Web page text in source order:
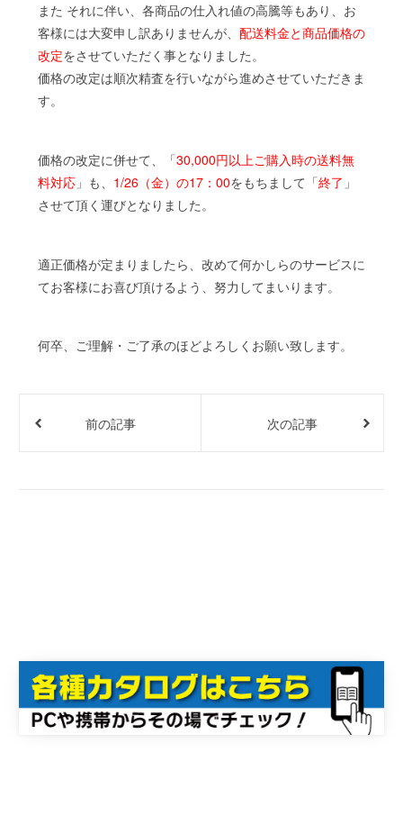
また それに伴い、各商品の仕入れ値の高騰等もあり、お
客様には大変申し訳ありませんが、 配送料金と商品価格の
改定をさせていただく事となりました。
価格の改定は順次精査を行いながら進めさせていただきま
す。
価格の改定に併せて、「30,000円以上ご購入時の送料無
料対応 」も、 1/26（金）の17：00をもちまして「終了 」
させて頂く運びとなりました。
適正価格が定まりましたら、改めて何かしらのサービスに
てお客様にお喜び頂けるよう、努力してまいります。
何卒、ご理解・ご了承のほどよろしくお願い致します。
前の記事 次の記事